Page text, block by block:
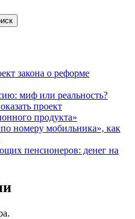
закона о реформе
миф или реальность?
проект
продукта»
номеру мобильника», как
пенсионеров: денег на